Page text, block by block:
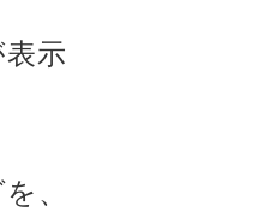
示
、